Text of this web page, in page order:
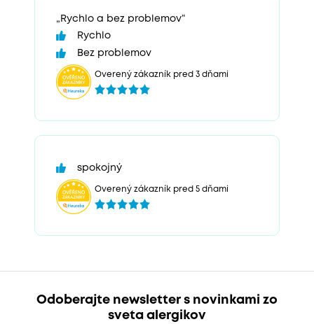
„Rychlo a bez problemov“
Rychlo
Bez problemov
Overený zákazník pred 3 dňami
spokojný
Overený zákazník pred 5 dňami
Odoberajte newsletter s novinkami zo
sveta alergikov